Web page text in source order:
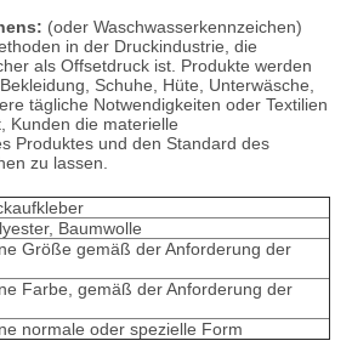
(oder Waschwasserkennzeichen)
in der Druckindustrie, die
als Offsetdruck ist. Produkte werden
Schuhe, Hüte, Unterwäsche,
tägliche Notwendigkeiten oder Textilien
Kunden die materielle
Produktes und den Standard des
zu lassen.
Baumwolle
Größe gemäß der Anforderung der
Farbe, gemäß der Anforderung der
normale oder spezielle Form